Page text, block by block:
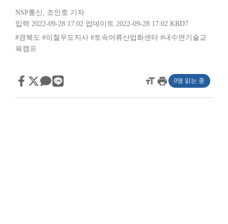
NSP통신 , 조인호 기자
입력 2022-09-28 17:02 업데이트 2022-09-28 17:02 KRD7
#경북도 #이철우도지사 #토속어류산업화센터 #내수면기술교
육캠프
format_sizeprint 0명 읽는 중